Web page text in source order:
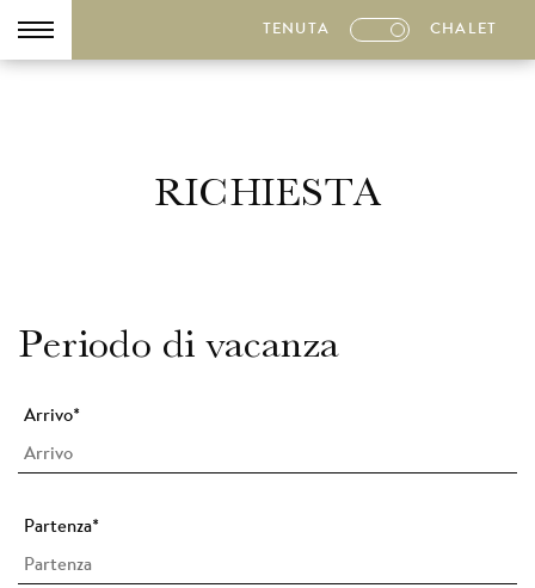
TENUTA CHALET
RICHIESTA
Periodo di vacanza
Arrivo*
Partenza*